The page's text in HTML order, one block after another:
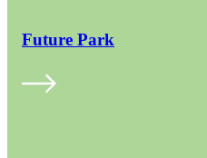
Future Park